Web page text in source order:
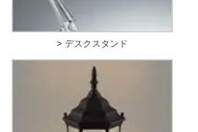
> デスクスタンド